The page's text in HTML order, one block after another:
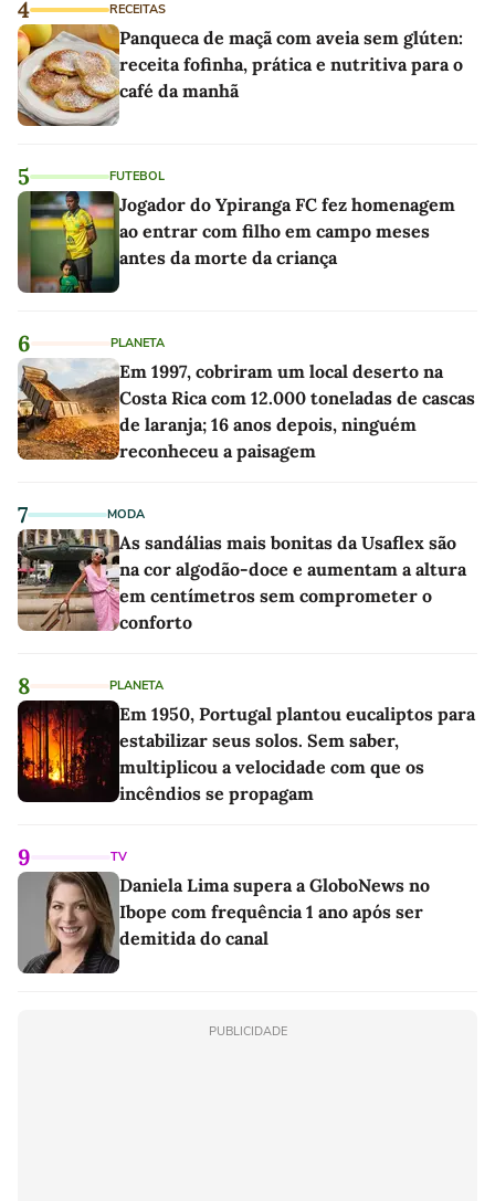
4 RECEITAS
Panqueca de maçã com aveia sem glúten:
receita fofinha, prática e nutritiva para o
café da manhã
5 FUTEBOL
Jogador do Ypiranga FC fez homenagem
ao entrar com filho em campo meses
antes da morte da criança
6 PLANETA
Em 1997, cobriram um local deserto na
Costa Rica com 12.000 toneladas de cascas
de laranja; 16 anos depois, ninguém
reconheceu a paisagem
7 MODA
As sandálias mais bonitas da Usaflex são
na cor algodão-doce e aumentam a altura
em centímetros sem comprometer o
conforto
8 PLANETA
Em 1950, Portugal plantou eucaliptos para
estabilizar seus solos. Sem saber,
multiplicou a velocidade com que os
incêndios se propagam
9 TV
Daniela Lima supera a GloboNews no
Ibope com frequência 1 ano após ser
demitida do canal
PUBLICIDADE